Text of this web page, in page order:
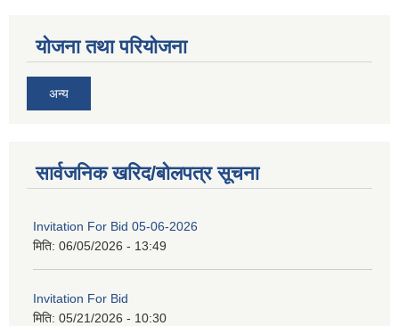
योजना तथा परियोजना
अन्य
सार्वजनिक खरिद/बोलपत्र सूचना
Invitation For Bid 05-06-2026
मिति: 06/05/2026 - 13:49
Invitation For Bid
मिति: 05/21/2026 - 10:30